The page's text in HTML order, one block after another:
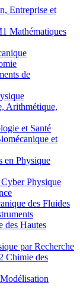
Entreprise et
Mathématiques
de
Arithmétique,
et Santé
et
en Physique
Physique
des Fluides
des Hautes
par Recherche
Chimie des